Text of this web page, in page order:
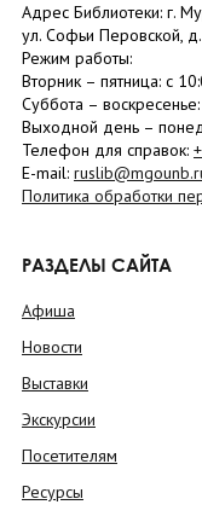
Адрес Библиотеки: г.
ул. Софьи Перовской,
Режим работы:
Вторник – пятница: с
Суббота – воскресенье
Выходной день –
Телефон для справок:
E-mail:
Политика обработки
РАЗДЕЛЫ САЙТА
Афиша
Новости
Выставки
Экскурсии
Посетителям
Ресурсы